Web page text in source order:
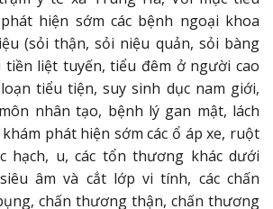
hiện sớm các bệnh ngoại khoa
(sỏi thận, sỏi niệu quản, sỏi bàng
tiền liệt tuyến, tiểu đêm ở người cao
tiểu tiện, suy sinh dục nam giới,
nhân tạo, bệnh lý gan mật, lách
phát hiện sớm các ổ áp xe, ruột
hạch, u, các tổn thương khác dưới
âm và cắt lớp vi tính, các chấn
chấn thương thận, chấn thương